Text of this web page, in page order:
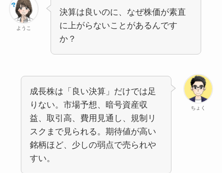
ようこ
決算は良いのに、なぜ株価が素直
に上がらないことがあるんです
か？
ちょく
成長株は「良い決算」だけでは足
りない。市場予想、暗号資産収
益、取引高、費用見通し、規制リ
スクまで見られる。期待値が高い
銘柄ほど、少しの弱点で売られや
すい。